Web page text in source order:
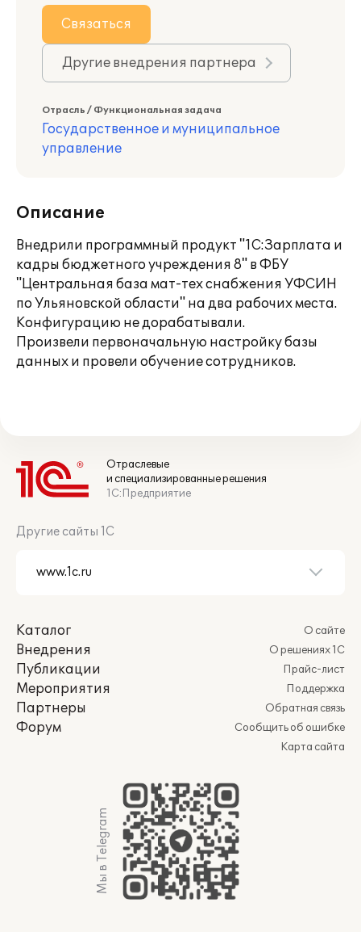
Связаться
Другие внедрения партнера
Отрасль / Функциональная задача
Государственное и муниципальное
управление
Описание
Внедрили программный продукт "1С:Зарплата и
кадры бюджетного учреждения 8" в ФБУ
"Центральная база мат-тех снабжения УФСИН
по Ульяновской области" на два рабочих места.
Конфигурацию не дорабатывали.
Произвели первоначальную настройку базы
данных и провели обучение сотрудников.
Отраслевые
и специализированные решения
1С:Предприятие
Другие сайты 1С
Каталог
Внедрения
Публикации
Мероприятия
Партнеры
Форум
О сайте
О решениях 1С
Прайс-лист
Поддержка
Обратная связь
Сообщить об ошибке
Карта сайта
Мы в Telegram